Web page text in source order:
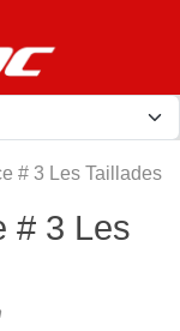
# 3 Les Taillades
# 3 Les